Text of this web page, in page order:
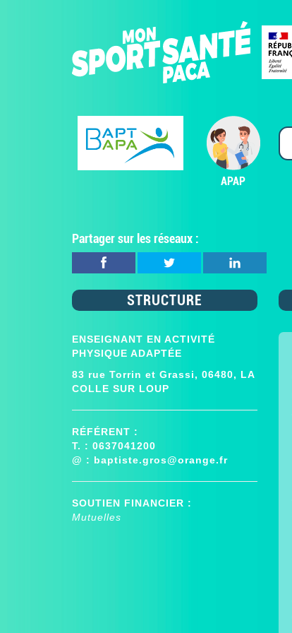
APAP
Partager sur les réseaux :
STRUCTURE
ENSEIGNANT EN ACTIVITÉ
PHYSIQUE ADAPTÉE
83 rue Torrin et Grassi, 06480, LA
COLLE SUR LOUP
RÉFÉRENT :
T. : 0637041200
@ : baptiste.gros@orange.fr
SOUTIEN FINANCIER :
Mutuelles